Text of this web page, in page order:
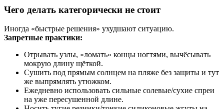
Чего делать категорически не стоит
Иногда «быстрые решения» ухудшают ситуацию.
Запретные практики:
Отрывать узлы, «ломать» концы ногтями, вычёсывать
мокрую длину щёткой.
Сушить под прямым солнцем на пляже без защиты и тут
же выпрямлять утюжком.
Ежедневно использовать сильные солевые/сухие спреи
на уже пересушенной длине.